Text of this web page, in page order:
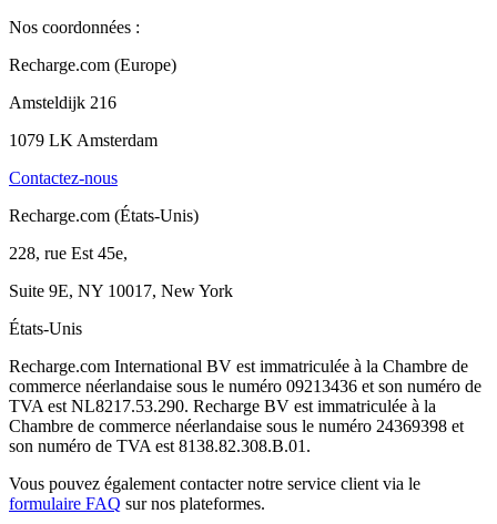
Nos coordonnées :
Recharge.com (Europe)
Amsteldijk 216
1079 LK Amsterdam
Contactez-nous
Recharge.com (États-Unis)
228, rue Est 45e,
Suite 9E, NY 10017, New York
États-Unis
Recharge.com International BV est immatriculée à la Chambre de
commerce néerlandaise sous le numéro 09213436 et son numéro de
TVA est NL8217.53.290. Recharge BV est immatriculée à la
Chambre de commerce néerlandaise sous le numéro 24369398 et
son numéro de TVA est 8138.82.308.B.01.
Vous pouvez également contacter notre service client via le
formulaire FAQ sur nos plateformes.